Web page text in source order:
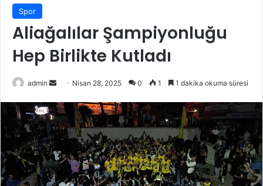
Spor
Aliağalılar Şampiyonluğu
Hep Birlikte Kutladı
admin
r
e
-
p
o
s
Nisan 28, 2025 0 1 1 dakika okuma süresi